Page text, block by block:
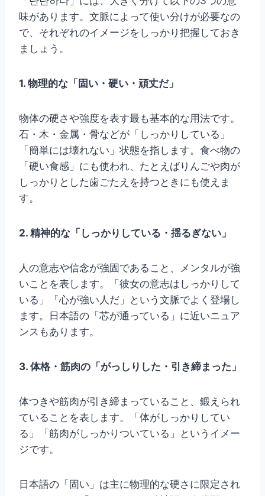
味があります。文脈によって使い分けが必要なの
で、それぞれのイメージをしっかり把握しておき
ましょう。
1. 物理的な「固い・硬い・頑丈だ」
物体の硬さや強度を表す最も基本的な用法です。
石・木・金属・骨などが「しっかりしている」
「簡単には壊れない」状態を指します。食べ物の
「硬い食感」にも使われ、たとえばりんごや肉が
しっかりとした歯ごたえを持つときにも使えま
す。
2. 精神的な「しっかりしている・揺るぎない」
人の意志や信念が強固であること、メンタルが強
いことを表します。「彼女の意志はしっかりして
いる」「心が強い人だ」という文脈でよく登場し
ます。日本語の「芯が通っている」に近いニュア
ンスもあります。
3. 体格・筋肉の「がっしりした・引き締まった」
体つきや筋肉が引き締まっていること、鍛えられ
ていることを表します。「体がしっかりしてい
る」「筋肉がしっかりついている」というイメー
ジです。
日本語の「固い」は主に物理的な硬さに限定され